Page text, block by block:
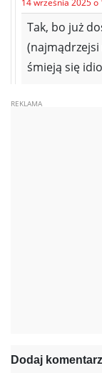
14 września 2025 o
Tak, bo już
(najmądrzejsi
śmieją się
Dodaj komentarz